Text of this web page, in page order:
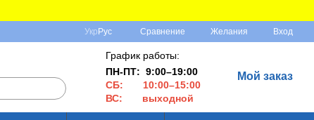
Укр Рус Сравнение Желания Вход
График работы:
ПН-ПТ: 9:00–19:00
СБ: 10:00–15:00
ВС: выходной
Мой заказ